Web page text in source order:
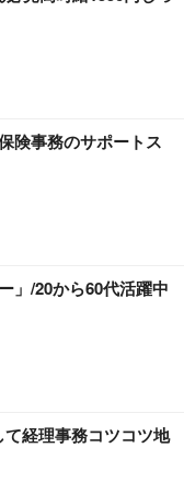
険事務のサポートス
」/20から60代活躍中
経理事務コツコツ地